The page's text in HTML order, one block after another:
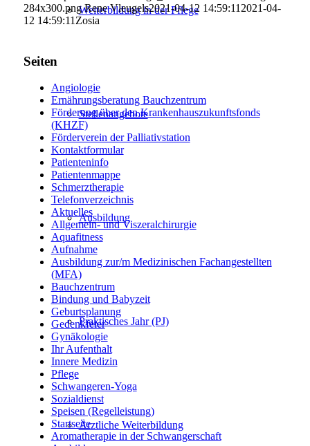
Weiterbildung in der Pflege
Stellenangebote
Ausbildung
Praktisches Jahr (PJ)
Ärztliche Weiterbildung
284x300.png Rene Vleugels2021-04-12 14:59:11 2021-04-
12 14:59:11 Zosia
Seiten
Angiologie
Ernährungsberatung Bauchzentrum
Förderung über den Krankenhauszukunftsfonds
(KHZF)
Förderverein der Palliativstation
Kontaktformular
Patienteninfo
Patientenmappe
Schmerztherapie
Telefonverzeichnis
Aktuelles
Allgemein- und Viszeralchirurgie
Aquafitness
Aufnahme
Ausbildung zur/m Medizinischen Fachangestellten
(MFA)
Bauchzentrum
Bindung und Babyzeit
Geburtsplanung
Gedenkfeier
Gynäkologie
Ihr Aufenthalt
Innere Medizin
Pflege
Schwangeren-Yoga
Sozialdienst
Speisen (Regelleistung)
Startseite
Aromatherapie in der Schwangerschaft